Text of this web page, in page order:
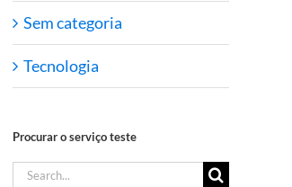
Sem categoria
Tecnologia
Procurar o serviço teste
Search